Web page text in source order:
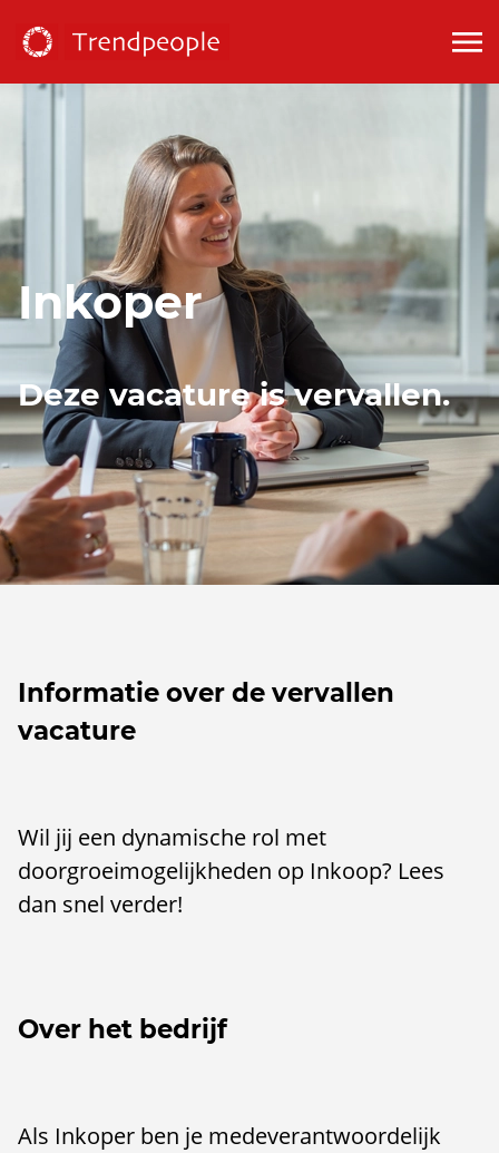
Inkoper
Deze vacature is vervallen.
Informatie over de vervallen
vacature
Wil jij een dynamische rol met
doorgroeimogelijkheden op Inkoop? Lees
dan snel verder!
Over het bedrijf
Als Inkoper ben je medeverantwoordelijk